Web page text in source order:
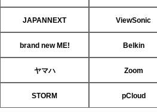
JAPANNEXT ViewSonic
brand new ME! Belkin
ヤマハ Zoom
STORM pCloud